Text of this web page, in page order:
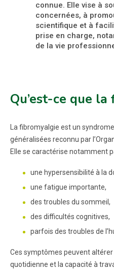
connue. Elle vise à
concernées, à
scientifique et à
prise en charge,
de la vie
Qu’est-ce que
La fibromyalgie est un
généralisées reconnu par
Elle se caractérise notamment
une hypersensibilité à la
une fatigue importante,
des troubles du sommeil,
des difficultés cognitives,
parfois des troubles de
Ces symptômes peuvent
quotidienne et la capacité à